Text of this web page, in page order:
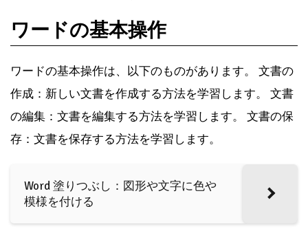
ワードの基本操作
ワードの基本操作は、以下のものがあります。 文書の
作成：新しい文書を作成する方法を学習します。 文書
の編集：文書を編集する方法を学習します。 文書の保
存：文書を保存する方法を学習します。
Word 塗りつぶし：図形や文字に色や
模様を付ける